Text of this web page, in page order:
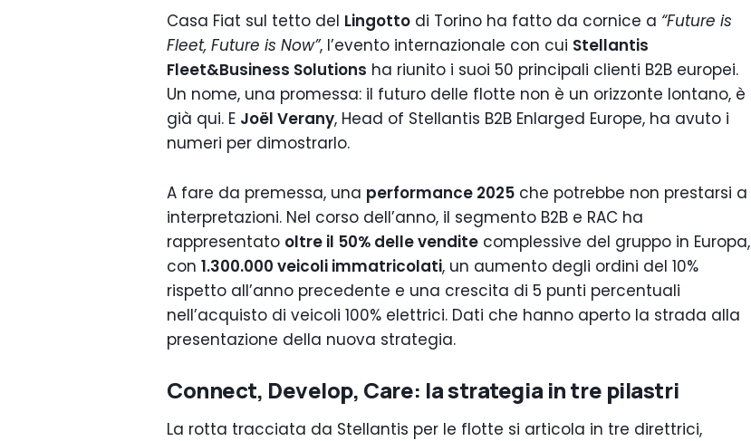
Casa Fiat sul tetto del Lingotto di Torino ha fatto da cornice a “Future is
Fleet, Future is Now”, l’evento internazionale con cui Stellantis
Fleet&Business Solutions ha riunito i suoi 50 principali clienti B2B europei.
Un nome, una promessa: il futuro delle flotte non è un orizzonte lontano, è
già qui. E Joël Verany, Head of Stellantis B2B Enlarged Europe, ha avuto i
numeri per dimostrarlo.
A fare da premessa, una performance 2025 che potrebbe non prestarsi a
interpretazioni. Nel corso dell’anno, il segmento B2B e RAC ha
rappresentato oltre il 50% delle vendite complessive del gruppo in Europa,
con 1.300.000 veicoli immatricolati, un aumento degli ordini del 10%
rispetto all’anno precedente e una crescita di 5 punti percentuali
nell’acquisto di veicoli 100% elettrici. Dati che hanno aperto la strada alla
presentazione della nuova strategia.
Connect, Develop, Care: la strategia in tre pilastri
La rotta tracciata da Stellantis per le flotte si articola in tre direttrici,